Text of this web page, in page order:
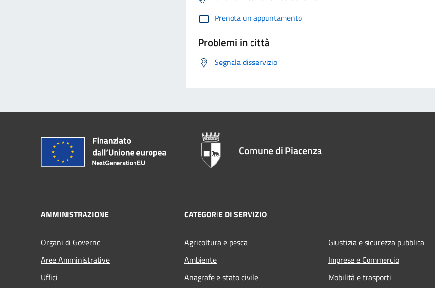
Prenota un appuntamento
Problemi in città
Segnala disservizio
Comune di Piacenza
AMMINISTRAZIONE
Organi di Governo
Aree Amministrative
Uffici
CATEGORIE DI SERVIZIO
Agricoltura e pesca
Ambiente
Anagrafe e stato civile
Giustizia e sicurezza pubblica
Imprese e Commercio
Mobilità e trasporti